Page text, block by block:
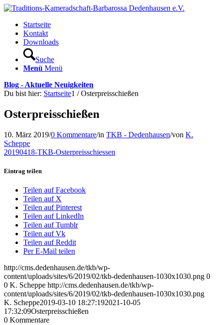
Startseite
Kontakt
Downloads
Suche
Menü Menü
Blog - Aktuelle Neuigkeiten
Du bist hier: Startseite1 / Osterpreisschießen
Osterpreisschießen
10. März 2019/0 Kommentare/in TKB - Dedenhausen/von K.
Scheppe
20190418-TKB-Osterpreisschiessen
Eintrag teilen
Teilen auf Facebook
Teilen auf X
Teilen auf Pinterest
Teilen auf LinkedIn
Teilen auf Tumblr
Teilen auf Vk
Teilen auf Reddit
Per E-Mail teilen
http://cms.dedenhausen.de/tkb/wp-
content/uploads/sites/6/2019/02/tkb-dedenhausen-1030x1030.png 0
0 K. Scheppe http://cms.dedenhausen.de/tkb/wp-
content/uploads/sites/6/2019/02/tkb-dedenhausen-1030x1030.png
K. Scheppe2019-03-10 18:27:192021-10-05
17:32:09Osterpreisschießen
0 Kommentare